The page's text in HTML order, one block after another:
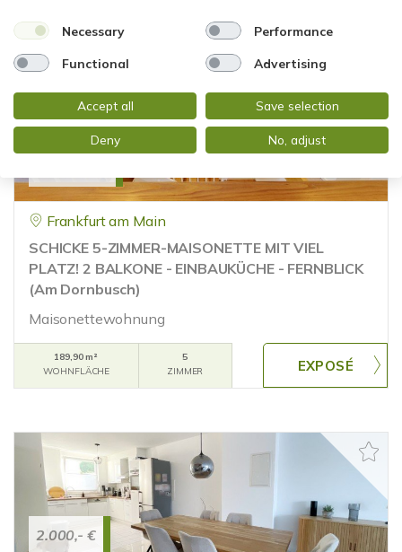
Frankfurt am Main
SCHICKE 5-ZIMMER-MAISONETTE MIT VIEL
PLATZ! 2 BALKONE - EINBAUKÜCHE - FERNBLICK
(Am Dornbusch)
Maisonettewohnung
189,90 m²
WOHNFLÄCHE
5
ZIMMER
2.000,- €
Necessary Performance
Functional Advertising
Accept all Save selection
Deny No, adjust